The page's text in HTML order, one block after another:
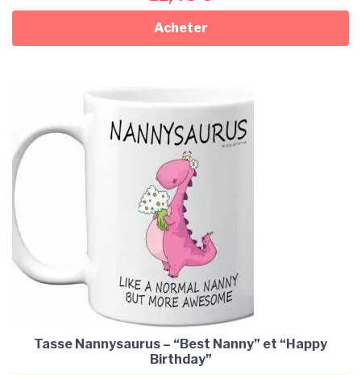
Acheter
Tasse Nannysaurus – “Best Nanny” et “Happy
Birthday”